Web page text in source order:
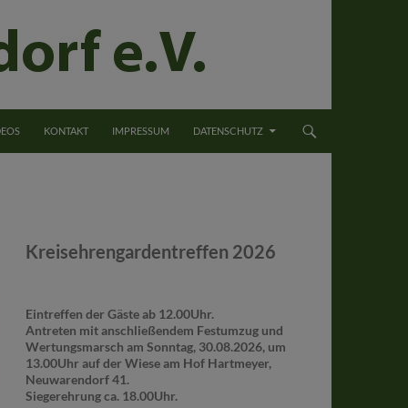
KONTAKT IMPRESSUM DATENSCHUTZ
Kreisehrengardentreffen 2026
Eintreffen der Gäste ab 12.00Uhr.
Antreten mit anschließendem Festumzug und
Wertungsmarsch am Sonntag, 30.08.2026, um
13.00Uhr auf der Wiese am Hof Hartmeyer,
Neuwarendorf 41.
Siegerehrung ca. 18.00Uhr.